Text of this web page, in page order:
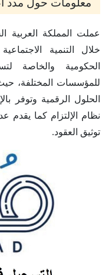
عملت المملكة
خلال التنمية
الحكومية والخاصة
للمؤسسات المختلفة،
الحلول الرقمية وتوفر
نظام الإلتزام كما
توثيق العقود.